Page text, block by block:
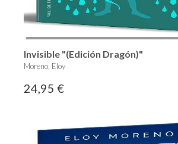
Invisible "(Edición Dragón)"
Moreno, Eloy
24,95 €